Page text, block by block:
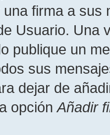
una firma a sus
Usuario. Una
publique un
sus
dejar de
opción Añadir